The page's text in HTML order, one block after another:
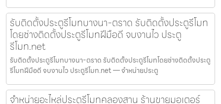
รับติดตั้งประตูรีโมทบางนา-ตราด รับติดตั้งประตูรีโมท
โดยช่างติดตั้งประตูรีโมทฝีมือดี จบงานไว ประตู
รีโมท.net
รับติดตั้งประตูรีโมทบางนา-ตราด รับติดตั้งประตูรีโมทโดยช่างติดตั้งประตู
รีโมทฝีมือดี จบงานไว ประตูรีโมท.net — จำหน่ายประตู
จำหน่ายอะไหล่ประตูรีโมทคลองสาน ร้านขายมอเตอร์